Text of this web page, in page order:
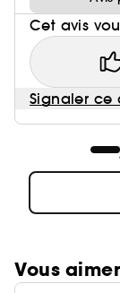
Cet avis
Signaler ce
Vous